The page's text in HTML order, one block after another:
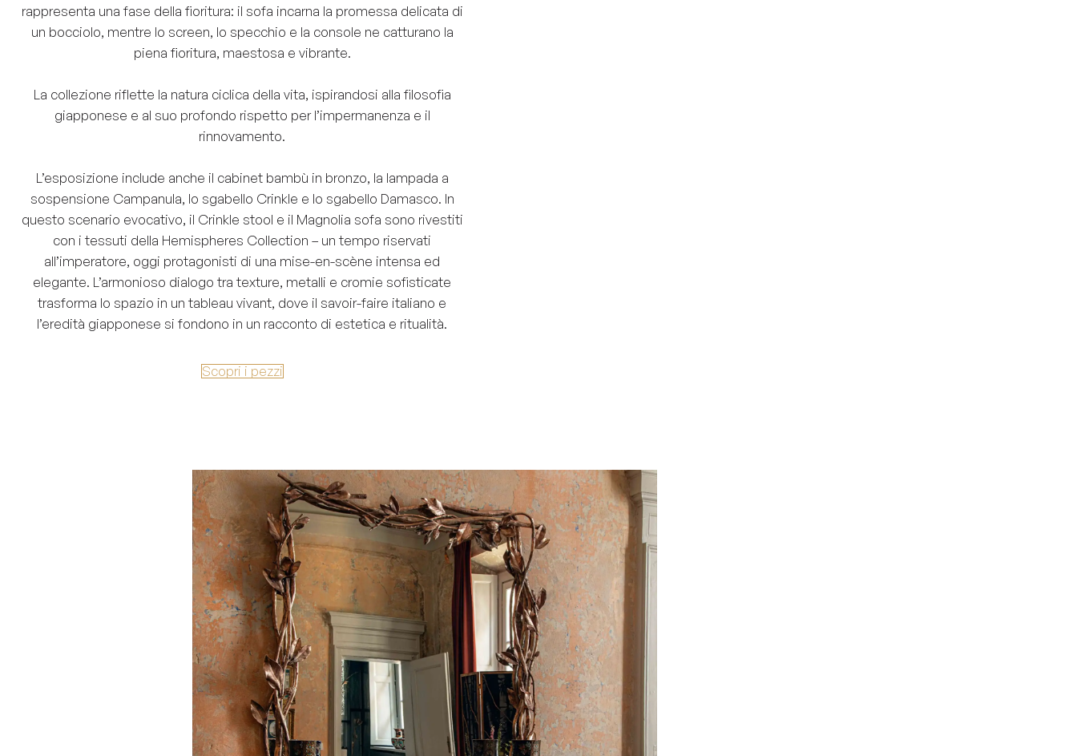
rappresenta una fase della fioritura: il sofa incarna la promessa delicata di
un bocciolo, mentre lo screen, lo specchio e la console ne catturano la
piena fioritura, maestosa e vibrante.
La collezione riflette la natura ciclica della vita, ispirandosi alla filosofia
giapponese e al suo profondo rispetto per l’impermanenza e il
rinnovamento.
L’esposizione include anche il cabinet bambù in bronzo, la lampada a
sospensione Campanula, lo sgabello Crinkle e lo sgabello Damasco. In
questo scenario evocativo, il Crinkle stool e il Magnolia sofa sono rivestiti
con i tessuti della Hemispheres Collection – un tempo riservati
all’imperatore, oggi protagonisti di una mise-en-scène intensa ed
elegante. L’armonioso dialogo tra texture, metalli e cromie sofisticate
trasforma lo spazio in un tableau vivant, dove il savoir-faire italiano e
l’eredità giapponese si fondono in un racconto di estetica e ritualità.
Scopri i pezzi